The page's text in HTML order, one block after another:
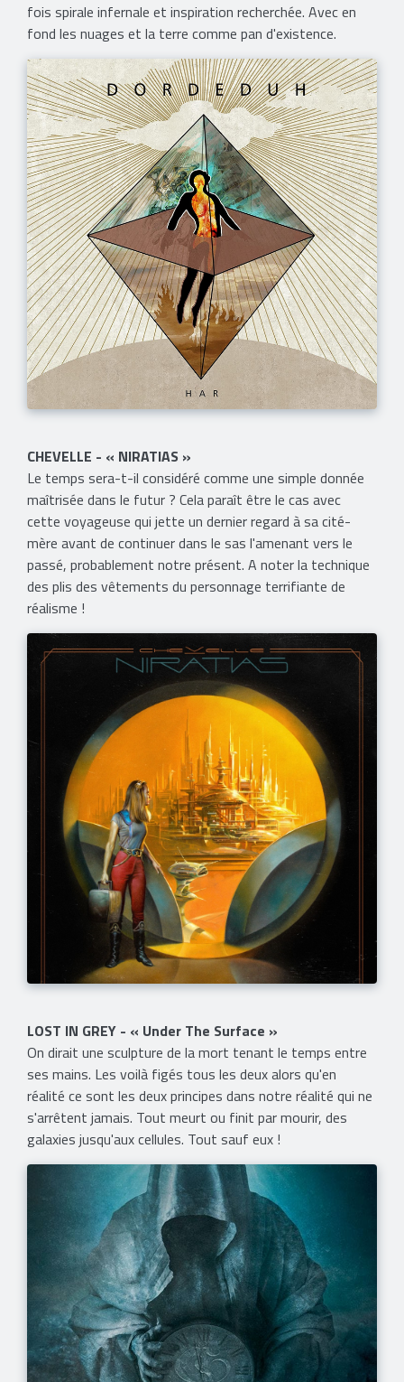
fois spirale infernale et inspiration recherchée. Avec en
fond les nuages et la terre comme pan d'existence.
CHEVELLE - « NIRATIAS »
Le temps sera-t-il considéré comme une simple donnée
maîtrisée dans le futur ? Cela paraît être le cas avec
cette voyageuse qui jette un dernier regard à sa cité-
mère avant de continuer dans le sas l'amenant vers le
passé, probablement notre présent. A noter la technique
des plis des vêtements du personnage terrifiante de
réalisme !
LOST IN GREY - « Under The Surface »
On dirait une sculpture de la mort tenant le temps entre
ses mains. Les voilà figés tous les deux alors qu'en
réalité ce sont les deux principes dans notre réalité qui ne
s'arrêtent jamais. Tout meurt ou finit par mourir, des
galaxies jusqu'aux cellules. Tout sauf eux !